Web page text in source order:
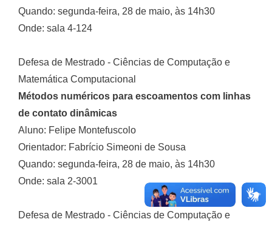
Quando: segunda-feira, 28 de maio, às 14h30
Onde: sala 4-124
Defesa de Mestrado - Ciências de Computação e
Matemática Computacional
Métodos numéricos para escoamentos com linhas
de contato dinâmicas
Aluno: Felipe Montefuscolo
Orientador: Fabrício Simeoni de Sousa
Quando: segunda-feira, 28 de maio, às 14h30
Onde: sala 2-3001
Defesa de Mestrado - Ciências de Computação e